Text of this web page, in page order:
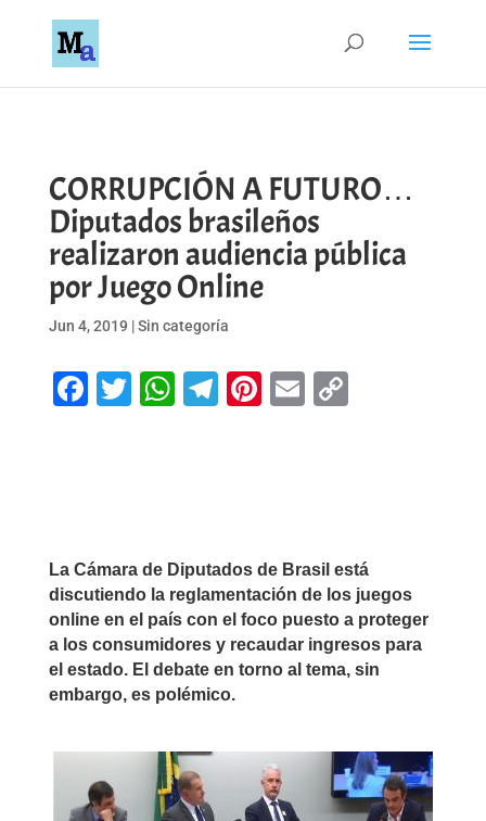
CORRUPCIÓN A FUTURO…
Diputados brasileños
realizaron audiencia pública
por Juego Online
Jun 4, 2019 |Sin categoría
Facebook
Twitter
WhatsApp
Telegram
Pinterest
EmailCopy
La Cámara de Diputados de Brasil está
discutiendo la reglamentación de los juegos
online en el país con el foco puesto a proteger
a los consumidores y recaudar ingresos para
el estado. El debate en torno al tema, sin
embargo, es polémico.